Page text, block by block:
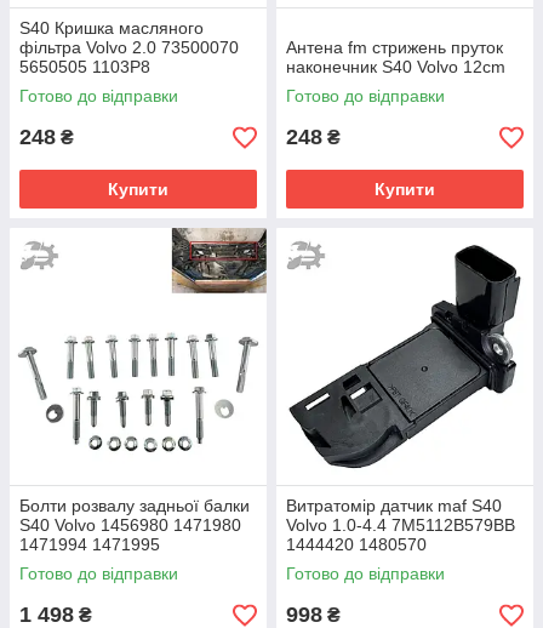
S40 Кришка масляного
фільтра Volvo 2.0 73500070
5650505 1103P8
Готово до відправки
248 ₴
Купити
Антена fm стрижень пруток
наконечник S40 Volvo 12cm
Готово до відправки
248 ₴
Купити
Болти розвалу задньої балки
S40 Volvo 1456980 1471980
1471994 1471995
Готово до відправки
1 498 ₴
Витратомір датчик maf S40
Volvo 1.0-4.4 7M5112B579BB
1444420 1480570
Готово до відправки
998 ₴